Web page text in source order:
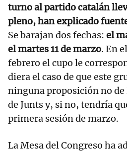
turno al partido catalán
pleno, han explicado
Se barajan dos fechas: el
el martes 11 de marzo. En
febrero el cupo le
diera el caso de que este
ninguna proposición no
de Junts y, si no, tendría
primera sesión de marzo.
La Mesa del Congreso ha